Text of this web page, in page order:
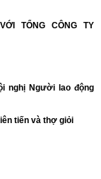
TỔNG CÔNG TY
nghị Người lao động
tiến và thợ giỏi